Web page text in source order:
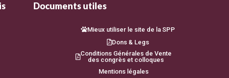
Documents utiles
Mieux utiliser le site de la SPP
Dons & Legs
Conditions Générales de Vente
des congrès et colloques
Mentions légales